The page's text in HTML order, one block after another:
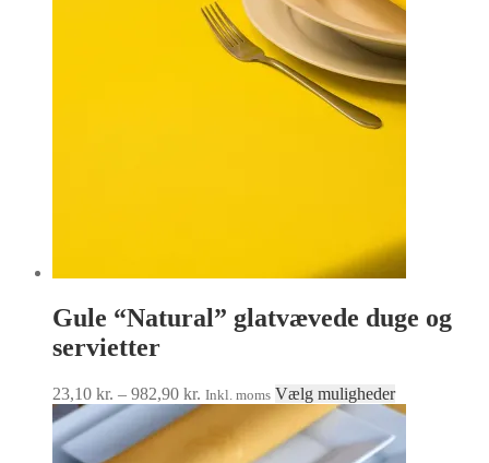
Mulighederne
kan
vælges
på
varesiden
Gule “Natural” glatvævede duge og
servietter
23,10 kr. – 982,90 kr. Prisinterval:
23,10 kr.
982,90 kr.
Inkl. moms Vælg mulighederDette
vare
har
flere